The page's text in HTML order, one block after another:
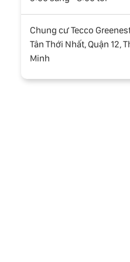
Chung cư Tecco
Tân Thới Nhất, Quận 12,
Minh